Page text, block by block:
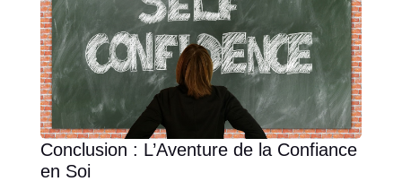
Conclusion : L’Aventure de la Confiance
en Soi